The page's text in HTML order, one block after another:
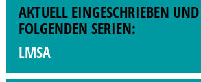
AKTUELL EINGESCHRIEBEN
FOLGENDEN SERIEN:
LMSA